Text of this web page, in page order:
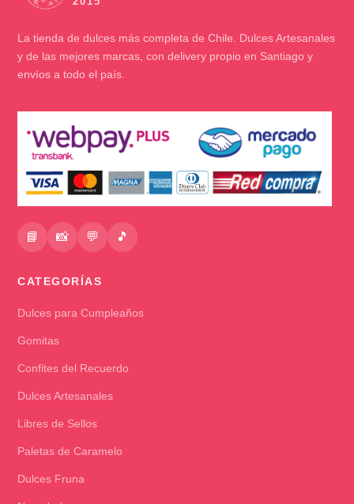
La tienda de dulces más completa de Chile. Dulces Artesanales
y de las mejores marcas, con delivery propio en Santiago y
envíos a todo el país.
📘 📸 💬 🎵
CATEGORÍAS
Dulces para Cumpleaños
Gomitas
Confites del Recuerdo
Dulces Artesanales
Libres de Sellos
Paletas de Caramelo
Dulces Fruna